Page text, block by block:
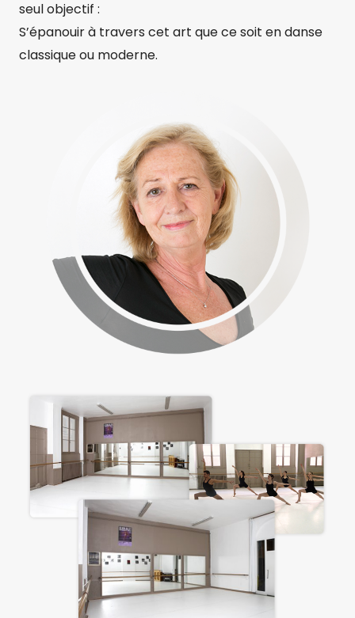
U
I
seul objectif :
S’épanouir à travers cet art que ce soit en danse
classique ou moderne.